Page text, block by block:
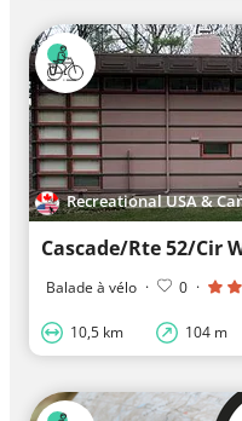
Recreational USA &
Cascade/Rte 52/Cir
Balade à vélo · 0 ·
10,5 km 104 m